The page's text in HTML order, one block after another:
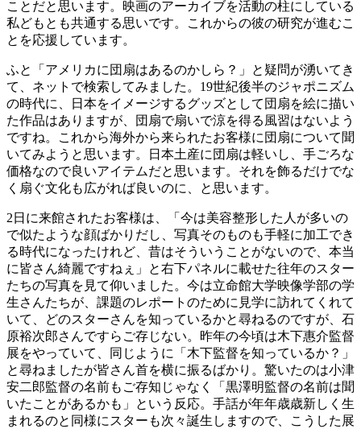
ことだと思います。映画のアーカイブを活動の柱にしている
私どもとも共通する思いです。これからの彼の研究が進むこ
とを応援しています。
ふと「アメリカに団扇はあるのかしら？」と疑問が湧いてき
て、ネットで検索してみました。19世紀後半のジャポニズム
の時代に、日本をイメージするグッズとして団扇を絵に描い
た作品はありますが、団扇で扇いで涼を得る風習はないよう
ですね。これから海外から来られたお客様に団扇について聞
いてみようと思います。日本土産に団扇は軽いし、手ごろな
価格なので良いアイテムだと思います。それを飾るだけでな
く扇ぐ文化も広がれば良いのに、と思います。
2日に来館されたお客様は、「今は美容整形した人が多いの
で似たような顔ばかりだし、写真そのものも手軽に加工でき
る時代になったけれど、昔はそういうことがないので、本当
に皆さん綺麗ですねぇ」と右下パネルに載せた往年のスター
たちの写真を見て仰いました。今は立命館大学映像学部の学
生さんたちが、課題のレポートのために見学に訪れてくれて
いて、どのスターさんを知っているかと尋ねるのですが、石
原裕次郎さんですらご存じない。昨年の今頃は木下惠介監督
展をやっていて、同じように「木下監督を知っているか？」
と尋ねましたが皆さん首を横に振るばかり。驚いたのは小津
安二郎監督の名前もご存知じゃなく「黒澤明監督の名前は聞
いたことがあるかも」という反応。手話が年年歳歳新しく生
まれるのと同様にスターも次々誕生しますので、こうした展